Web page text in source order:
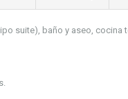
suite), baño y aseo,